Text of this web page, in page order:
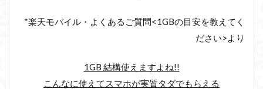
*楽天モバイル・よくあるご質問<1GBの目安を教えてく
ださい>より
1GB 結構使えますよね!!
こんなに使えてスマホが実質タダでもらえる